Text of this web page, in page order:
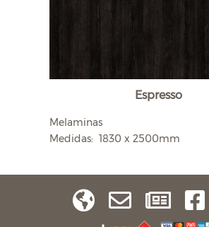
Espresso
Melaminas
Medidas: 1830 x 2500mm